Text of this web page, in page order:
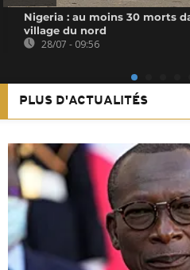
Nigeria : au moins 30 morts
village du nord
28/07 - 09:56
PLUS D'ACTUALITÉS